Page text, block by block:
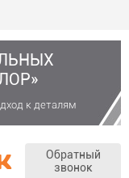
к деталям
Обратный
звонок